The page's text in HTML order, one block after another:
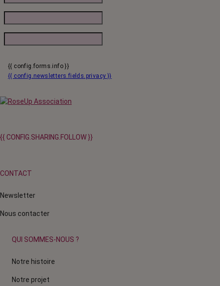
{{ config.forms.info }}
{{ config.newsletters.fields.privacy }}
{{ CONFIG.SHARING.FOLLOW }}
CONTACT
Newsletter
Nous contacter
QUI SOMMES-NOUS ?
Notre histoire
Notre projet